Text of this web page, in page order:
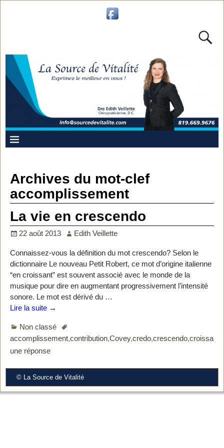
Archives du mot-clef
accomplissement
La vie en crescendo
22 août 2013 Edith Veillette
Connaissez-vous la définition du mot crescendo? Selon le
dictionnaire Le nouveau Petit Robert, ce mot d’origine italienne
“en croissant” est souvent associé avec le monde de la
musique pour dire en augmentant progressivement l’intensité
sonore. Le mot est dérivé du …
Lire la suite →
Non classé
accomplissement,contribution,Covey,credo,crescendo,
une réponse
© La Source de Vitalité